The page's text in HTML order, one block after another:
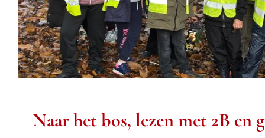
Naar het bos, lezen met 2B en